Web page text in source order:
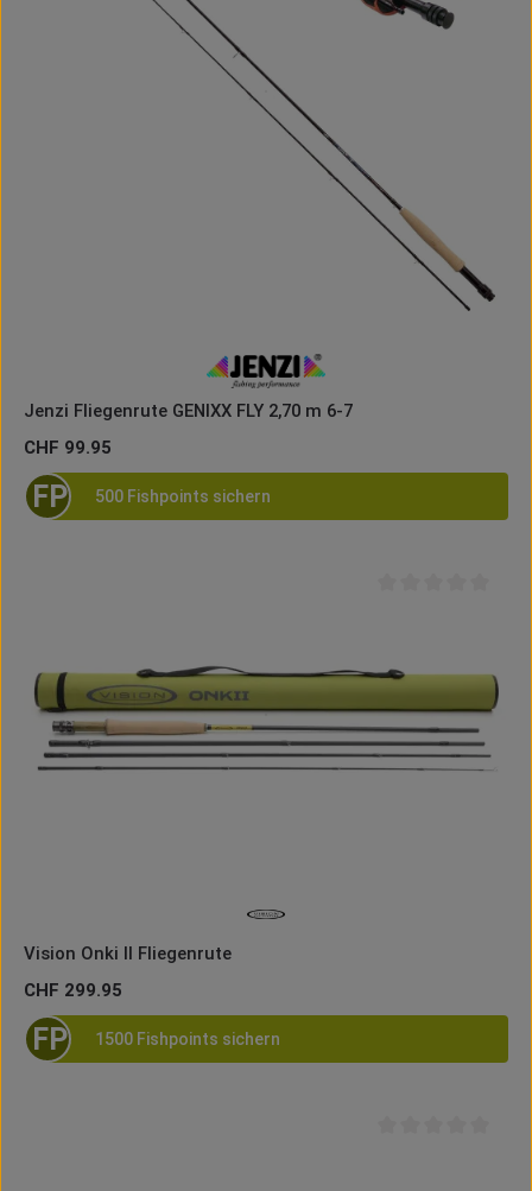
Jenzi Fliegenrute GENIXX FLY 2,70 m 6-7
Regulärer Preis:
CHF 99.95
FP 500 Fishpoints sichern
Vision Onki II Fliegenrute
Regulärer Preis:
CHF 299.95
FP 1500 Fishpoints sichern